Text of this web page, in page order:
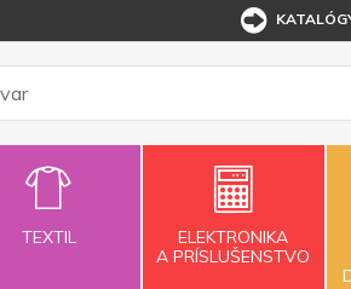
TEXTIL
ELEKTRONIKA
A PRÍSLUŠENSTVO